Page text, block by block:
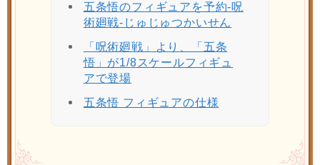
五条悟のフィギュアを予約-呪
術廻戦-じゅじゅつかいせん
「呪術廻戦」より、「五条
悟」が1/8スケールフィギュ
アで登場
五条悟 フィギュアの仕様